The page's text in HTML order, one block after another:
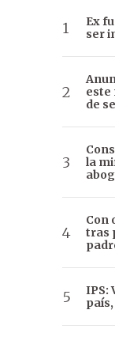
Ex
ser
este
de
la
Con
tras
IPS: